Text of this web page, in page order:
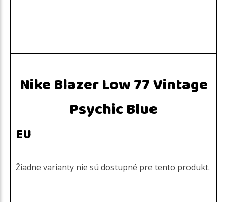
Nike Blazer Low 77 Vintage
Psychic Blue
EU
Žiadne varianty nie sú dostupné pre tento produkt.